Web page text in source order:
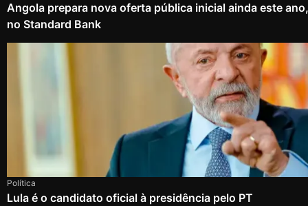
Angola prepara nova oferta pública inicial ainda este
no Standard Bank
Política
Lula é o candidato oficial à presidência pelo PT